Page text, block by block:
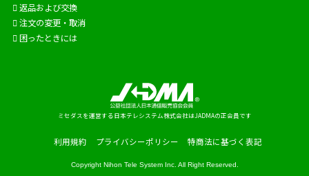
返品および交換
注文の変更・取消
困ったときには
ミセダスを運営する日本テレシステム株式会社はJADMAの正会員です
利用規約 プライバシーポリシー 特商法に基づく表記
Copyright Nihon Tele System Inc. All Right Reserved.